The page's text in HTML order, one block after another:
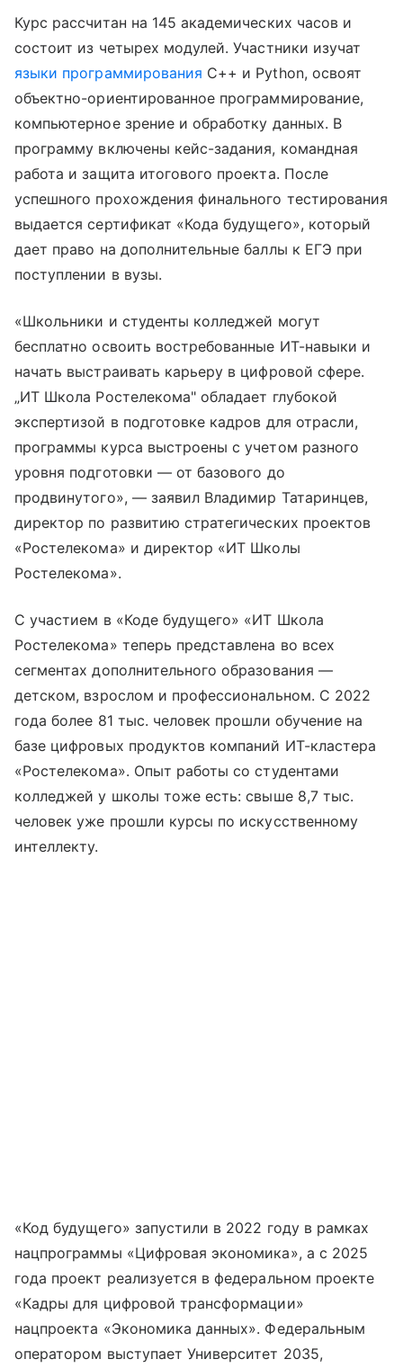
Курс рассчитан на 145 академических часов и
состоит из четырех модулей. Участники изучат
языки программирования C++ и Python, освоят
объектно-ориентированное программирование,
компьютерное зрение и обработку данных. В
программу включены кейс-задания, командная
работа и защита итогового проекта. После
успешного прохождения финального тестирования
выдается сертификат «Кода будущего», который
дает право на дополнительные баллы к ЕГЭ при
поступлении в вузы.
«Школьники и студенты колледжей могут
бесплатно освоить востребованные ИТ-навыки и
начать выстраивать карьеру в цифровой сфере.
„ИТ Школа Ростелекома" обладает глубокой
экспертизой в подготовке кадров для отрасли,
программы курса выстроены с учетом разного
уровня подготовки — от базового до
продвинутого», — заявил Владимир Татаринцев,
директор по развитию стратегических проектов
«Ростелекома» и директор «ИТ Школы
Ростелекома».
С участием в «Коде будущего» «ИТ Школа
Ростелекома» теперь представлена во всех
сегментах дополнительного образования —
детском, взрослом и профессиональном. С 2022
года более 81 тыс. человек прошли обучение на
базе цифровых продуктов компаний ИТ-кластера
«Ростелекома». Опыт работы со студентами
колледжей у школы тоже есть: свыше 8,7 тыс.
человек уже прошли курсы по искусственному
интеллекту.
«Код будущего» запустили в 2022 году в рамках
нацпрограммы «Цифровая экономика», а с 2025
года проект реализуется в федеральном проекте
«Кадры для цифровой трансформации»
нацпроекта «Экономика данных». Федеральным
оператором выступает Университет 2035,